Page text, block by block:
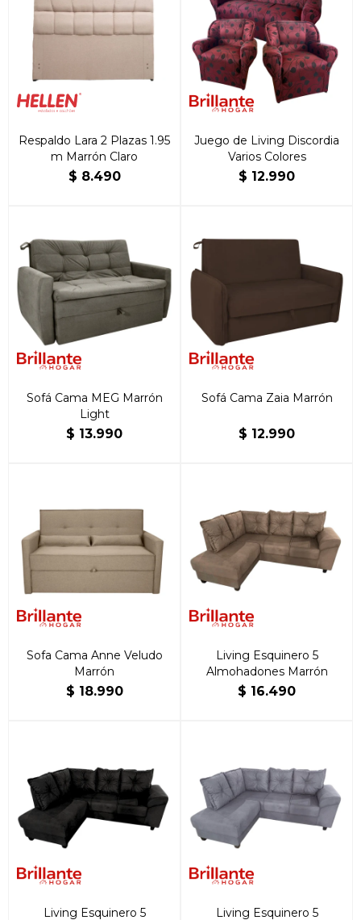
Respaldo Lara 2 Plazas 1.95
m Marrón Claro
$ 8.490
Juego de Living Discordia
Varios Colores
$ 12.990
Sofá Cama MEG Marrón
Light
$ 13.990
Sofá Cama Zaia Marrón
$ 12.990
Sofa Cama Anne Veludo
Marrón
$ 18.990
Living Esquinero 5
Almohadones Marrón
$ 16.490
Living Esquinero 5
Living Esquinero 5